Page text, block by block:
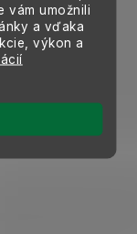
vám umožnili
a vďaka
výkon a